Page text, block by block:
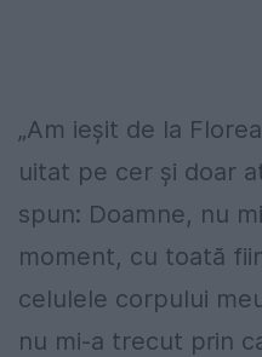
„Am ieșit de la
uitat pe cer și doar
spun: Doamne, nu
moment, cu toată
celulele corpului
nu mi-a trecut prin